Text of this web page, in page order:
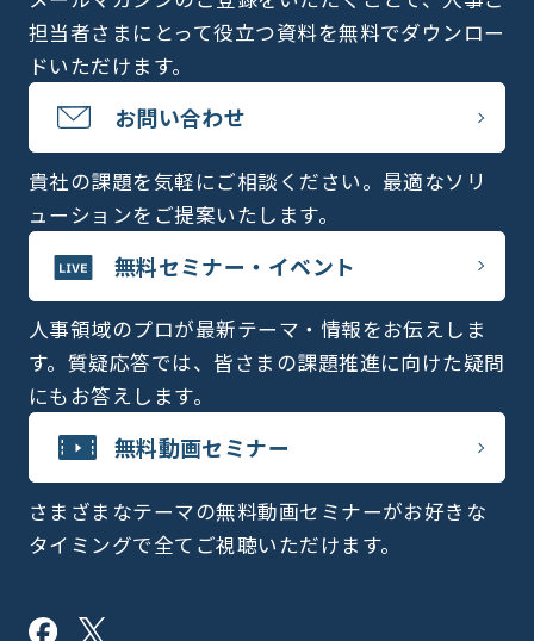
担当者さまにとって役立つ資料を無料でダウンロー
ドいただけます。
お問い合わせ
貴社の課題を気軽にご相談ください。最適なソリ
ューションをご提案いたします。
無料セミナー・イベント
人事領域のプロが最新テーマ・情報をお伝えしま
す。質疑応答では、皆さまの課題推進に向けた疑問
にもお答えします。
無料動画セミナー
さまざまなテーマの無料動画セミナーがお好きな
タイミングで全てご視聴いただけます。